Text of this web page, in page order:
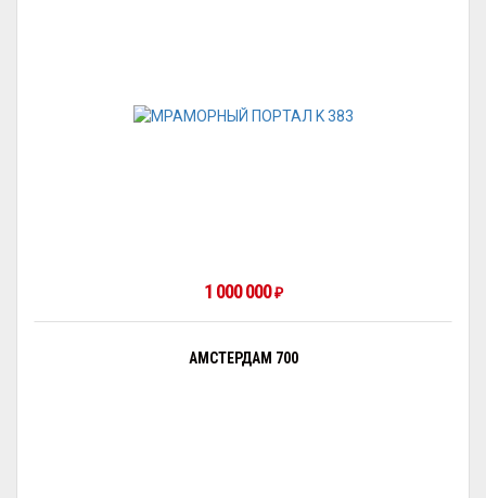
1 000 000 ₽
АМСТЕРДАМ 700